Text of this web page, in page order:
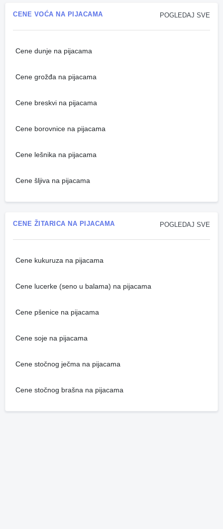
POGLEDAJ SVE
CENE VOĆA NA PIJACAMA
Cene dunje na pijacama
Cene grožđa na pijacama
Cene breskvi na pijacama
Cene borovnice na pijacama
Cene lešnika na pijacama
Cene šljiva na pijacama
POGLEDAJ SVE
CENE ŽITARICA NA PIJACAMA
Cene kukuruza na pijacama
Cene lucerke (seno u balama) na pijacama
Cene pšenice na pijacama
Cene soje na pijacama
Cene stočnog ječma na pijacama
Cene stočnog brašna na pijacama